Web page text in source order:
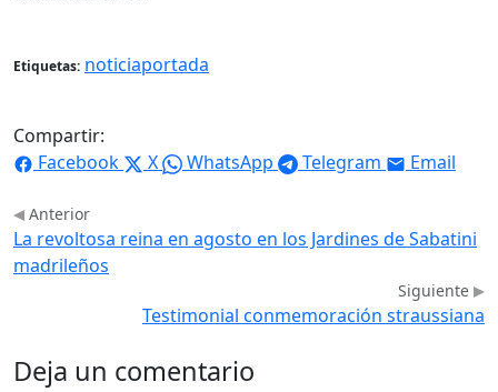
Etiquetas: noticiaportada
Compartir:
Facebook
X WhatsApp Telegram Email
Anterior
La revoltosa reina en agosto en los Jardines de Sabatini
madrileños
Siguiente
Testimonial conmemoración straussiana
Deja un comentario